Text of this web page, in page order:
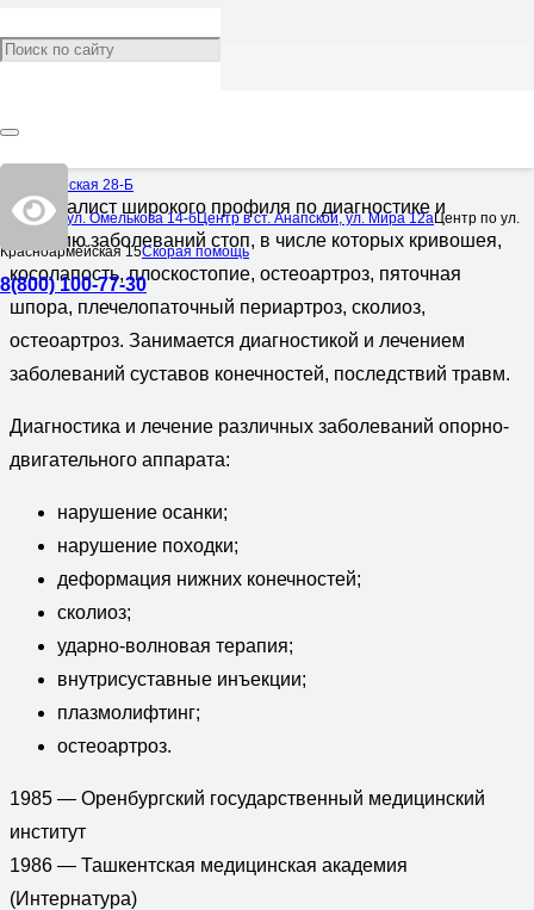
Черноморская 28-Б
Центр по ул. Омелькова 14-бЦентр в ст. Анапской, ул. Мира 12аЦентр по ул.
Красноармейская 15Скорая помощь
8(800) 100-77-30
Щукин Андрей Викторович
Специалист широкого профиля по диагностике и
лечению заболеваний стоп, в числе которых кривошея,
косолапость, плоскостопие, остеоартроз, пяточная
шпора, плечелопаточный периартроз, сколиоз,
остеоартроз. Занимается диагностикой и лечением
заболеваний суставов конечностей, последствий травм.
Диагностика и лечение различных заболеваний опорно-
двигательного аппарата:
нарушение осанки;
нарушение походки;
деформация нижних конечностей;
сколиоз;
ударно-волновая терапия;
внутрисуставные инъекции;
плазмолифтинг;
остеоартроз.
1985 — Оренбургский государственный медицинский
институт
1986 — Ташкентская медицинская академия
(Интернатура)